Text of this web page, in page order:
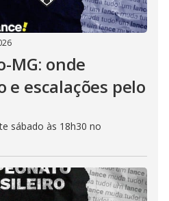
MG: onde
e escalações pelo
sábado às 18h30 no